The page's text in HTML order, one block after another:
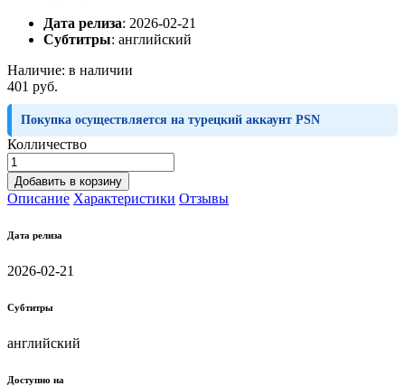
Дата релиза: 2026-02-21
Субтитры: английский
Наличие: в наличии
401 руб.
Покупка осуществляется на турецкий аккаунт PSN
Колличество
Добавить в корзину
Описание Характеристики Отзывы
Дата релиза
2026-02-21
Субтитры
английский
Доступно на